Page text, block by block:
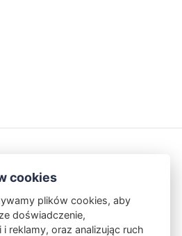
Prywatności
cookies
plików cookies, aby
doświadczenie,
reklamy, oraz analizując ruch